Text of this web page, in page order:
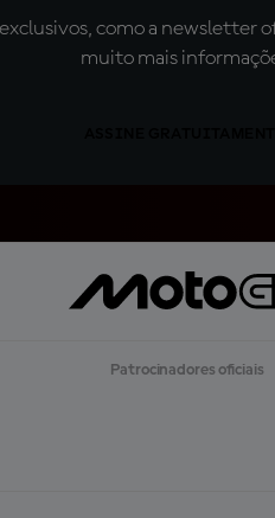
como a newsletter
muito mais
Patrocinadores oficiais